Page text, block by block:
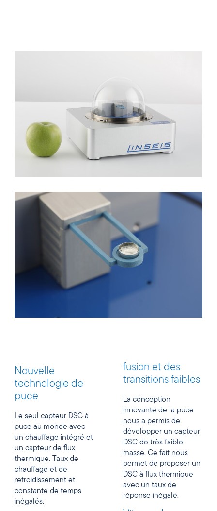
Nouvelle
technologie de
puce
Le seul capteur DSC à
puce au monde avec
un chauffage intégré et
un capteur de flux
thermique. Taux de
chauffage et de
refroidissement et
constante de temps
inégalés.
fusion et des
transitions faibles
La conception
innovante de la puce
nous a permis de
développer un capteur
DSC de très faible
masse. Ce fait nous
permet de proposer un
DSC à flux thermique
avec un taux de
réponse inégalé.